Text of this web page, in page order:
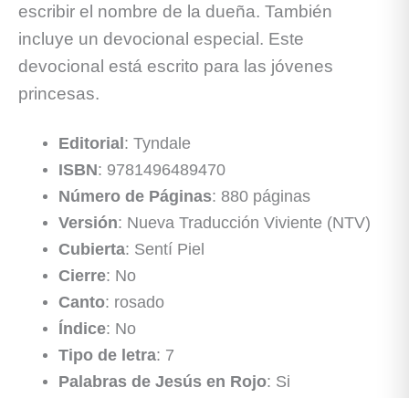
escribir el nombre de la dueña. También
incluye un devocional especial. Este
devocional está escrito para las jóvenes
princesas.
Editorial : Tyndale
ISBN: 9781496489470
Número de Páginas: 880 páginas
Versión: Nueva Traducción Viviente (NTV)
Cubierta: Sentí Piel
Cierre: No
Canto: rosado
Índice: No
Tipo de letra: 7
Palabras de Jesús en Rojo: Si